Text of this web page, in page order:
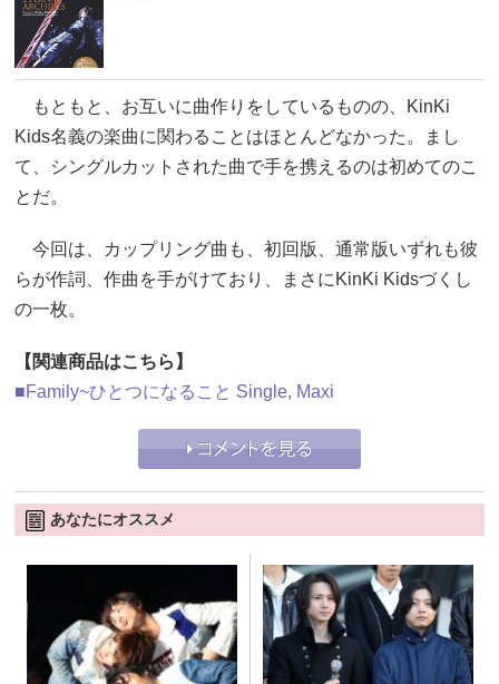
もともと、お互いに曲作りをしているものの、KinKi
Kids名義の楽曲に関わることはほとんどなかった。まし
て、シングルカットされた曲で手を携えるのは初めてのこ
とだ。
今回は、カップリング曲も、初回版、通常版いずれも彼
らが作詞、作曲を手がけており、まさにKinKi Kidsづくし
の一枚。
【関連商品はこちら】
■Family~ひとつになること Single, Maxi
あなたにオススメ